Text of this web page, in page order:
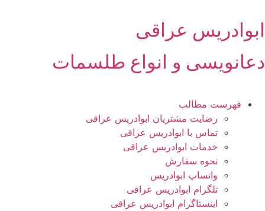
به
محتوا
ابوادریس عراقی
دعانویسی و انواع طلسمات
فهرست مطالب
رضایت مشتریان ابوادریس عراقی
تماس با ابوادریس عراقی
خدمات ابوادریس عراقی
نحوه سفارش
واتساپ ابوادریس
تلگرام ابوادریس عراقی
اینستاگرام ابوادریس عراقی